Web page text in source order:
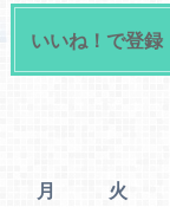
いいね！で登録
月
火